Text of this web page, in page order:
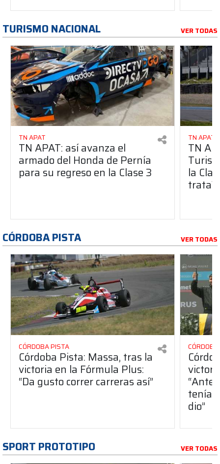
TURISMO NACIONAL VER TODAS
TN APAT
TN APAT: así avanza el
armado del Honda de Pernía
para su regreso en la Clase 3
TN APAT
TN
la
trata?
CÓRDOBA PISTA VER TODAS
CÓRDOBA PISTA
Córdoba Pista: Massa, tras la
victoria en la Fórmula Plus:
“Da gusto correr carreras así”
dio”
SPORT PROTOTIPO VER TODAS